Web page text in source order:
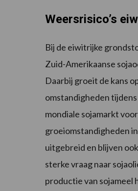
Weersrisico’s
Bij de eiwitrijke
Zuid-Amerikaanse
Daarbij groeit de kans
omstandigheden
mondiale sojamarkt
groeiomstandigheden
uitgebreid en blijven
sterke vraag naar
productie van sojameel